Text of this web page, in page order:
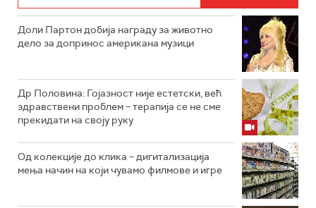
Доли Партон добија награду за животно
дело за допринос американа музици
Др Половина: Гојазност није естетски, већ
здравствени проблем – терапија се не сме
прекидати на своју руку
Од колекције до клика – дигитализација
мења начин на који чувамо филмове и игре